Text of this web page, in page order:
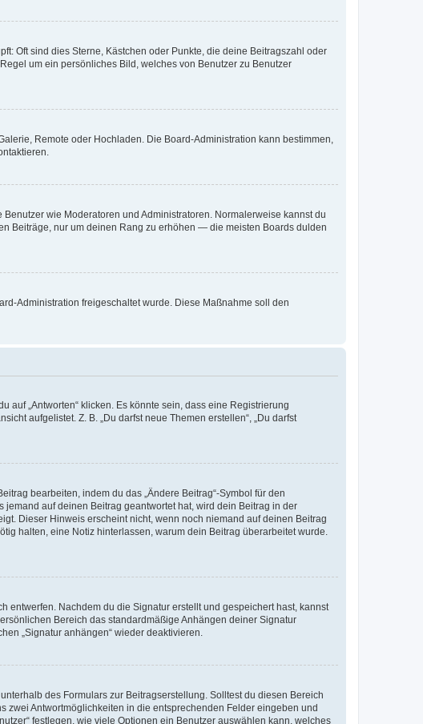
Oft sind dies Sterne, Kästchen oder Punkte, die deine Beitragszahl oder
um ein persönliches Bild, welches von Benutzer zu Benutzer
Remote oder Hochladen. Die Board-Administration kann bestimmen,
wie Moderatoren und Administratoren. Normalerweise kannst du
Beiträge, nur um deinen Rang zu erhöhen — die meisten Boards dulden
Administration freigeschaltet wurde. Diese Maßnahme soll den
auf „Antworten“ klicken. Es könnte sein, dass eine Registrierung
aufgelistet. Z. B. „Du darfst neue Themen erstellen“, „Du darfst
bearbeiten, indem du das „Ändere Beitrag“-Symbol für den
auf deinen Beitrag geantwortet hat, wird dein Beitrag in der
Dieser Hinweis erscheint nicht, wenn noch niemand auf deinen Beitrag
halten, eine Notiz hinterlassen, warum dein Beitrag überarbeitet wurde.
Nachdem du die Signatur erstellt und gespeichert hast, kannst
Bereich das standardmäßige Anhängen deiner Signatur
„Signatur anhängen“ wieder deaktivieren.
des Formulars zur Beitragserstellung. Solltest du diesen Bereich
Antwortmöglichkeiten in die entsprechenden Felder eingeben und
festlegen, wie viele Optionen ein Benutzer auswählen kann, welches